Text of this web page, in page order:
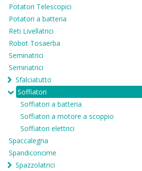
Potatori Telescopici
Potatori a batteria
Reti Livellatrici
Robot Tosaerba
Seminatrici
Seminatrici
Sfalciatutto
Soffiatori
Soffiatori a batteria
Soffiatori a motore a scoppio
Soffiatori elettrici
Spaccalegna
Spandiconcime
Spazzolatrici